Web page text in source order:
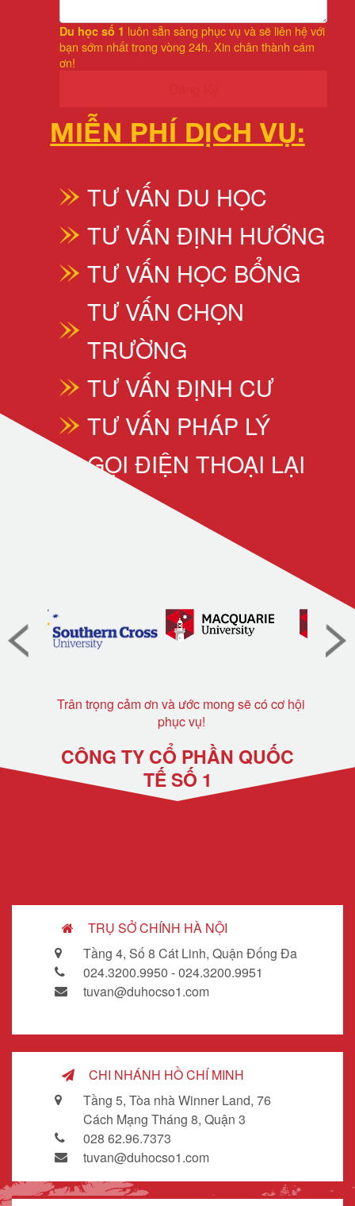
Du học số 1 luôn sẵn sàng phục vụ và sẽ liên hệ với
bạn sớm nhất trong vòng 24h. Xin chân thành cám
ơn!
MIỄN PHÍ DỊCH VỤ:
TƯ VẤN DU HỌC
TƯ VẤN ĐỊNH HƯỚNG
TƯ VẤN HỌC BỔNG
TƯ VẤN CHỌN
TRƯỜNG
TƯ VẤN ĐỊNH CƯ
TƯ VẤN PHÁP LÝ
GỌI ĐIỆN THOẠI LẠI
Trân trọng cảm ơn và ước mong sẽ có cơ hội
phục vụ!
CÔNG TY CỔ PHẦN QUỐC
TẾ SỐ 1
TRỤ SỞ CHÍNH HÀ NỘI
Tầng 4, Số 8 Cát Linh, Quận Đống Đa
024.3200.9950 - 024.3200.9951
tuvan@duhocso1.com
CHI NHÁNH HỒ CHÍ MINH
Tầng 5, Tòa nhà Winner Land, 76
Cách Mạng Tháng 8, Quận 3
028 62.96.7373
tuvan@duhocso1.com